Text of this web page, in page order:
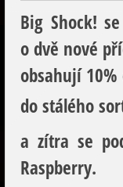
Big Shock!
o dvě nové
obsahují
do stálého
a zítra se
Raspberry.